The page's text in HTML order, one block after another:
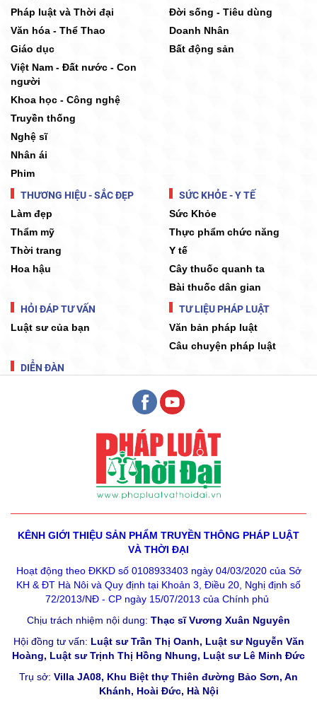
Pháp luật và Thời đại
Văn hóa - Thể Thao
Giáo dục
Việt Nam - Đất nước - Con
người
Khoa học - Công nghệ
Truyền thống
Nghệ sĩ
Nhân ái
Phim
Đời sống - Tiêu dùng
Doanh Nhân
Bất động sản
THƯƠNG HIỆU - SẮC ĐẸP
Làm đẹp
Thẩm mỹ
Thời trang
Hoa hậu
SỨC KHỎE - Y TẾ
Sức Khỏe
Thực phẩm chức năng
Y tế
Cây thuốc quanh ta
Bài thuốc dân gian
HỎI ĐÁP TƯ VẤN
Luật sư của bạn
TƯ LIỆU PHÁP LUẬT
Văn bản pháp luật
Câu chuyện pháp luật
DIỄN ĐÀN
KÊNH GIỚI THIỆU SẢN PHẨM TRUYỀN THÔNG PHÁP LUẬT
VÀ THỜI ĐẠI
Hoạt động theo ĐKKD số 0108933403 ngày 04/03/2020 của Sở
KH & ĐT Hà Nôi và Quy định tại Khoản 3, Điều 20, Nghị định số
72/2013/NĐ - CP ngày 15/07/2013 của Chính phủ
Chịu trách nhiệm nội dung: Thạc sĩ Vương Xuân Nguyên
Hội đồng tư vấn: Luật sư Trần Thị Oanh, Luật sư Nguyễn Văn
Hoàng, Luật sư Trịnh Thị Hồng Nhung, Luật sư Lê Minh Đức
Trụ sở: Villa JA08, Khu Biệt thự Thiên đường Bảo Sơn, An
Khánh, Hoài Đức, Hà Nội